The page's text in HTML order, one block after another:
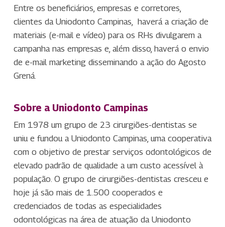
Entre os beneficiários, empresas e corretores,
clientes da Uniodonto Campinas, haverá a criação de
materiais (e-mail e vídeo) para os RHs divulgarem a
campanha nas empresas e, além disso, haverá o envio
de e-mail marketing disseminando a ação do Agosto
Grená.
Sobre a Uniodonto Campinas
Em 1978 um grupo de 23 cirurgiões-dentistas se
uniu e fundou a Uniodonto Campinas, uma cooperativa
com o objetivo de prestar serviços odontológicos de
elevado padrão de qualidade a um custo acessível à
população. O grupo de cirurgiões-dentistas cresceu e
hoje já são mais de 1.500 cooperados e
credenciados de todas as especialidades
odontológicas na área de atuação da Uniodonto